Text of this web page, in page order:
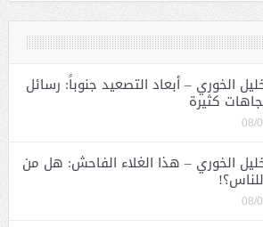
الخوري – أبعاد التصعيد جنوباً: رسائل
كثيرة
08/
الخوري – هذا الغلاء الفاحش: هل من
08/